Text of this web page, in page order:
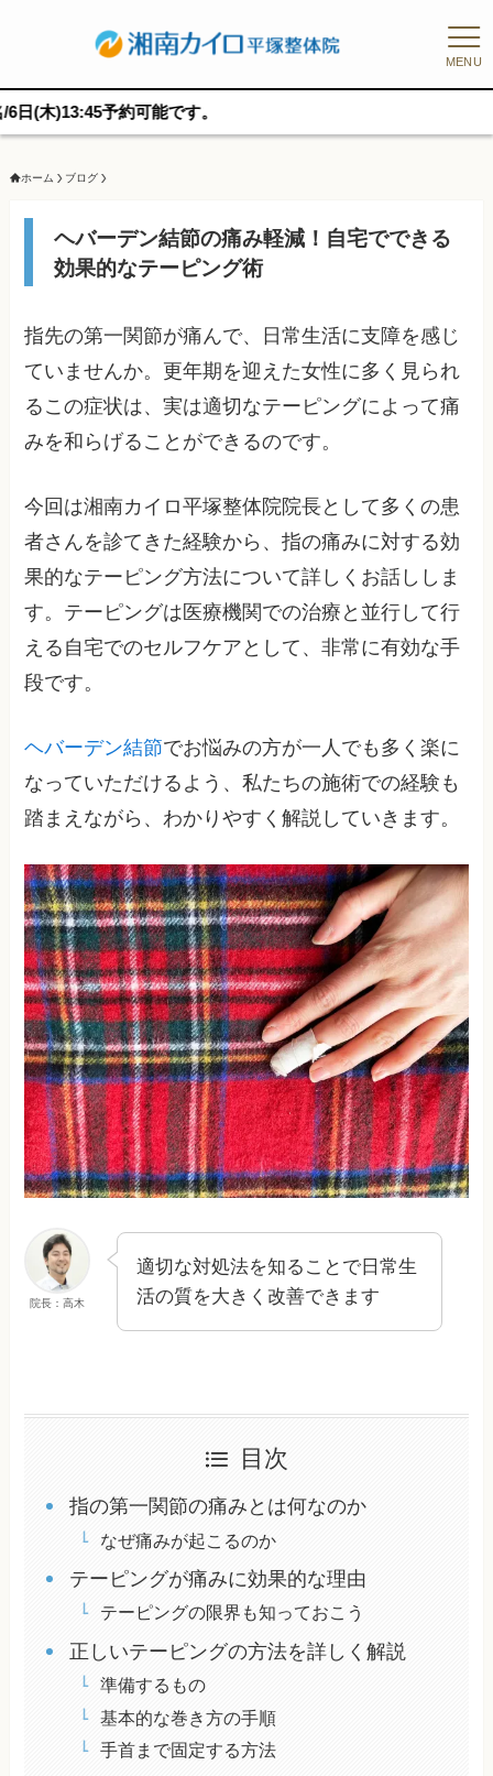
MENU
予約可能です。
ホーム ブログ
ヘバーデン結節の痛み軽減！自宅でできる
効果的なテーピング術
指先の第一関節が痛んで、日常生活に支障を感じ
ていませんか。更年期を迎えた女性に多く見られ
るこの症状は、実は適切なテーピングによって痛
みを和らげることができるのです。
今回は湘南カイロ平塚整体院院長として多くの患
者さんを診てきた経験から、指の痛みに対する効
果的なテーピング方法について詳しくお話ししま
す。テーピングは医療機関での治療と並行して行
える自宅でのセルフケアとして、非常に有効な手
段です。
ヘバーデン結節でお悩みの方が一人でも多く楽に
なっていただけるよう、私たちの施術での経験も
踏まえながら、わかりやすく解説していきます。
院長：高木
適切な対処法を知ることで日常生
活の質を大きく改善できます
目次
指の第一関節の痛みとは何なのか
なぜ痛みが起こるのか
テーピングが痛みに効果的な理由
テーピングの限界も知っておこう
正しいテーピングの方法を詳しく解説
準備するもの
基本的な巻き方の手順
手首まで固定する方法